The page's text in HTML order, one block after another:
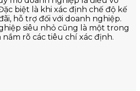
biệt là khi xác định chế độ kế
hỗ trợ đối với doanh nghiệp.
siêu nhỏ cũng là một trong
rõ các tiêu chí xác định.